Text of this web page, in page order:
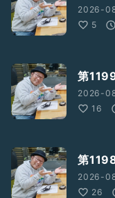
2026-
5
第
2026-
16
第
2026-
26